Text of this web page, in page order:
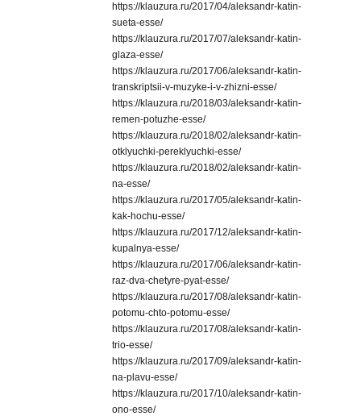
https://klauzura.ru/2017/04/aleksandr-katin-
sueta-esse/
https://klauzura.ru/2017/07/aleksandr-katin-
glaza-esse/
https://klauzura.ru/2017/06/aleksandr-katin-
transkriptsii-v-muzyke-i-v-zhizni-esse/
https://klauzura.ru/2018/03/aleksandr-katin-
remen-potuzhe-esse/
https://klauzura.ru/2018/02/aleksandr-katin-
otklyuchki-pereklyuchki-esse/
https://klauzura.ru/2018/02/aleksandr-katin-
na-esse/
https://klauzura.ru/2017/05/aleksandr-katin-
kak-hochu-esse/
https://klauzura.ru/2017/12/aleksandr-katin-
kupalnya-esse/
https://klauzura.ru/2017/06/aleksandr-katin-
raz-dva-chetyre-pyat-esse/
https://klauzura.ru/2017/08/aleksandr-katin-
potomu-chto-potomu-esse/
https://klauzura.ru/2017/08/aleksandr-katin-
trio-esse/
https://klauzura.ru/2017/09/aleksandr-katin-
na-plavu-esse/
https://klauzura.ru/2017/10/aleksandr-katin-
ono-esse/